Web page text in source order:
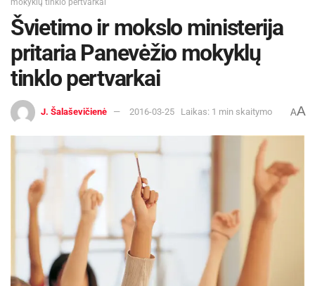
mokyklų tinklo pertvarkai
Švietimo ir mokslo ministerija
pritaria Panevėžio mokyklų
tinklo pertvarkai
J. Šalaševičienė 2016-03-25 Laikas: 1 min skaitymo AA